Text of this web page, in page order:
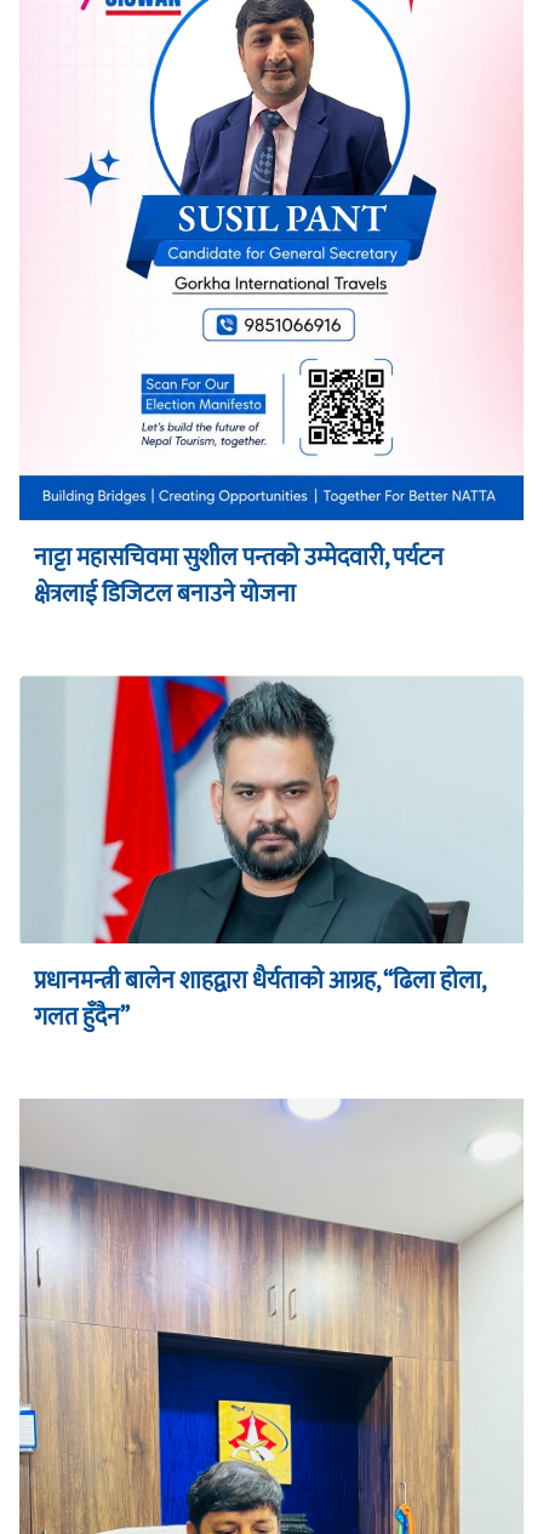
नाट्टा महासचिवमा सुशील पन्तको उम्मेदवारी, पर्यटन
क्षेत्रलाई डिजिटल बनाउने योजना
प्रधानमन्त्री बालेन शाहद्वारा धैर्यताको आग्रह, “ढिला होला,
गलत हुँदैन”